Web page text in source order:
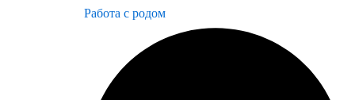
Работа с родом